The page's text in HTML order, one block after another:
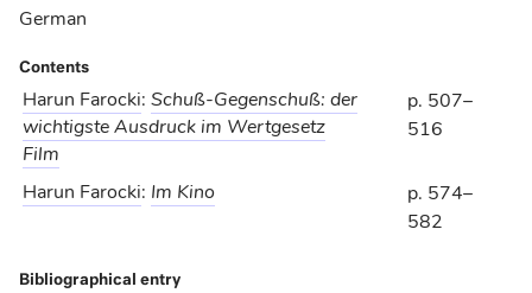
German
Contents
Harun Farocki: Schuß-Gegenschuß: der
wichtigste Ausdruck im Wertgesetz
Film
p. 507–
516
Harun Farocki: Im Kino
p. 574–
582
Bibliographical entry